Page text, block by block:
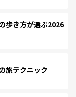
歩き方が選ぶ2026
旅テクニック